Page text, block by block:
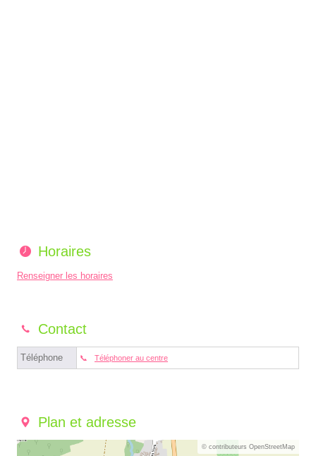
Horaires
Renseigner les horaires
Contact
Téléphone Téléphoner au centre
Plan et adresse
© contributeurs OpenStreetMap